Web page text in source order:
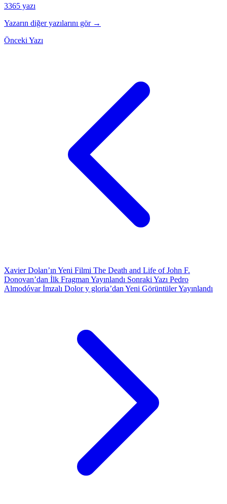
3365 yazı
Yazarın diğer yazılarını gör →
Önceki Yazı
Xavier Dolan’ın Yeni Filmi The Death and Life of John F.
Donovan’dan İlk Fragman Yayınlandı Sonraki Yazı Pedro
Almodóvar İmzalı Dolor y gloria’dan Yeni Görüntüler Yayınlandı